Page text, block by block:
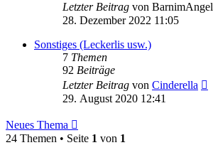
Letzter Beitrag von BarnimAngel
28. Dezember 2022 11:05
Sonstiges (Leckerlis usw.)
7 Themen
92 Beiträge
Letzter Beitrag von Cinderella
29. August 2020 12:41
Neues Thema
24 Themen • Seite 1 von 1